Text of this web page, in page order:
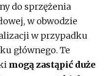
do sprzężenia
w obwodzie
w przypadku
głównego. Te
mogą zastąpić duże